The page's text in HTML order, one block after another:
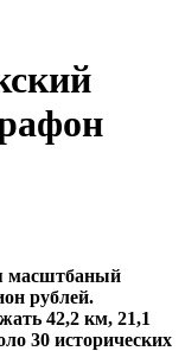
масштбаный
рублей.
42,2 км, 21,1
30 исторических